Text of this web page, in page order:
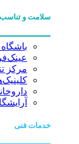
سلامت و تناسب
مرکز
خدمات فنی